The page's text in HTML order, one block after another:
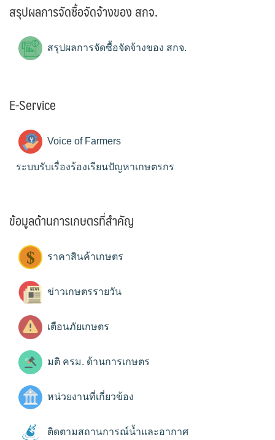
สรุปผลการจัดซื้อจัดจ้างของ สกจ.
สรุปผลการจัดซื้อจัดจ้างของ สกจ.
E-Service
Voice of Farmers
ระบบรับเรื่องร้องเรียนปัญหาเกษตรกร
ข้อมูลด้านการเกษตรที่สำคัญ
ราคาสินค้าเกษตร
ข่าวเกษตรรายวัน
เตือนภัยเกษตร
มติ ครม. ด้านการเกษตร
หน่วยงานที่เกี่ยวข้อง
ติดตามสถานการณ์น้ำและอากาศ